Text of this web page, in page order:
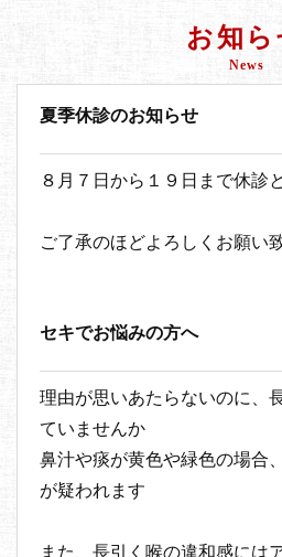
お知ら
News
夏季休診のお知らせ
８月７日から１９日まで休診
ご了承のほどよろしくお願い
セキでお悩みの方へ
理由が思いあたらないのに、
ていませんか
鼻汁や痰が黄色や緑色の場合
が疑われます
また、長引く喉の違和感には